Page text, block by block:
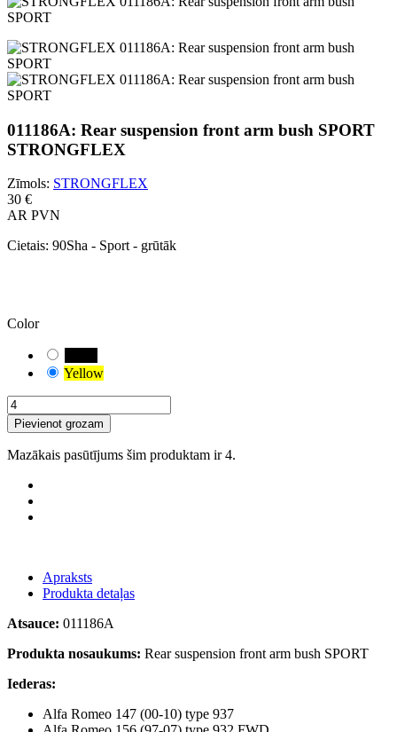
011186A: Rear suspension front arm bush SPORT
STRONGFLEX
Zīmols: STRONGFLEX
30 €
AR PVN
Cietais: 90Sha - Sport - grūtāk
Color
Yellow
Pievienot grozam
Mazākais pasūtījums šim produktam ir 4.
Apraksts
Produkta detaļas
Atsauce: 011186A
Produkta nosaukums: Rear suspension front arm bush SPORT
Iederas:
Alfa Romeo 147 (00-10) type 937